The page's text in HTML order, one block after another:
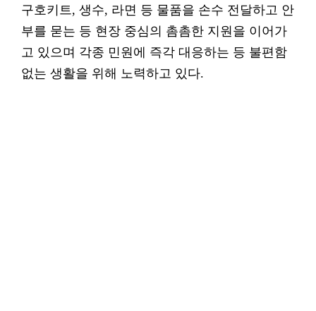
구호키트, 생수, 라면 등 물품을 손수 전달하고 안
부를 묻는 등 현장 중심의 촘촘한 지원을 이어가
고 있으며 각종 민원에 즉각 대응하는 등 불편함
없는 생활을 위해 노력하고 있다.